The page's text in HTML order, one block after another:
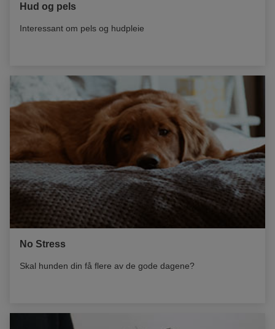
Hud og pels
Interessant om pels og hudpleie
No Stress
Skal hunden din få flere av de gode dagene?